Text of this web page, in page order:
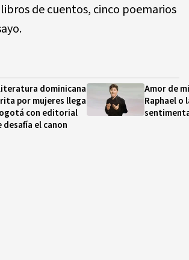
de cuentos, cinco poemarios
dominicana
por mujeres llega
con editorial
desafía el canon
Amor de
Raphael o